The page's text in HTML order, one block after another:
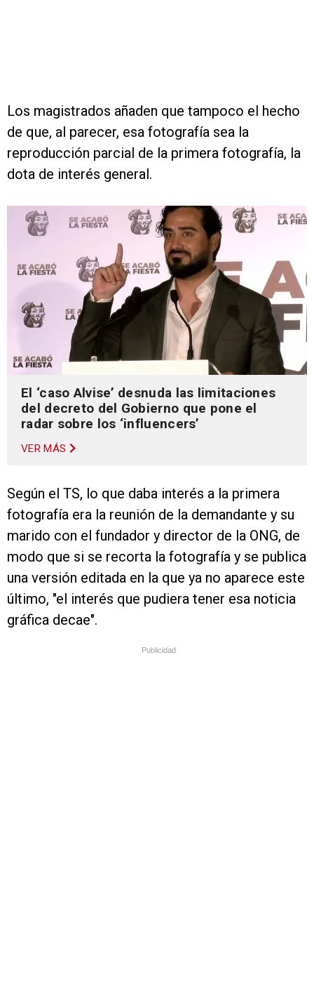
Los magistrados añaden que tampoco el hecho
de que, al parecer, esa fotografía sea la
reproducción parcial de la primera fotografía, la
dota de interés general.
El ‘caso Alvise’ desnuda las limitaciones
del decreto del Gobierno que pone el
radar sobre los ‘influencers’
VER MÁS
Según el TS, lo que daba interés a la primera
fotografía era la reunión de la demandante y su
marido con el fundador y director de la ONG, de
modo que si se recorta la fotografía y se publica
una versión editada en la que ya no aparece este
último, "el interés que pudiera tener esa noticia
gráfica decae".
Publicidad